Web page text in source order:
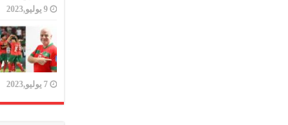
9 يوليو,2023
7 يوليو,2023